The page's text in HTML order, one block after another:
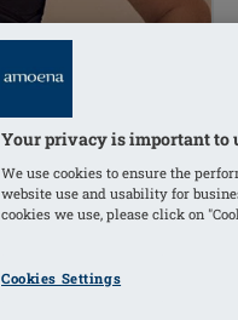
Your privacy is important to
We use cookies to ensure the
website use and usability for
cookies we use, please click on
Cookies Settings